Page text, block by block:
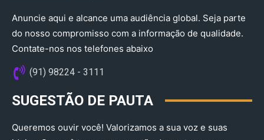
Anuncie aqui e alcance uma audiência global. Seja parte
do nosso compromisso com a informação de qualidade.
Contate-nos nos telefones abaixo
(91) 98224 - 3111
SUGESTÃO DE PAUTA
Queremos ouvir você! Valorizamos a sua voz e suas